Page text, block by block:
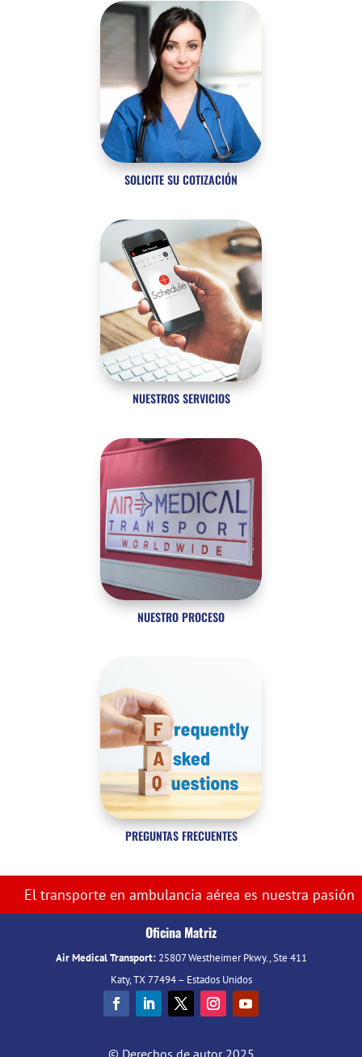
SOLICITE SU COTIZACIÓN
NUESTROS SERVICIOS
NUESTRO PROCESO
PREGUNTAS FRECUENTES
El transporte en ambulancia aérea es nuestra pasión
Oficina Matriz
Air Medical Transport:25807 Westheimer Pkwy., Ste 411
Katy, TX 77494 – Estados Unidos